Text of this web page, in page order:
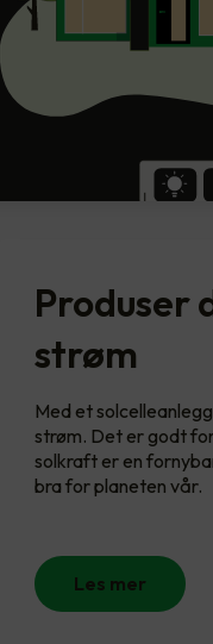
Produser
strøm
Med et
strøm. Det er godt
solkraft er en
bra for planeten vår.
Les mer